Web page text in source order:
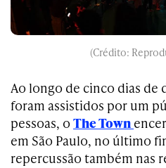
(Crédito:
Ao longo de cinco dias de
foram assistidos por um
pessoas, o The Town
em São Paulo, no último
repercussão também nas